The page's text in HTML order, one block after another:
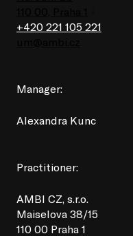
+420 221 105 221
Manager:
Alexandra Kunc
Practitioner:
AMBI CZ, s.r.o.
Maiselova 38/15
110 00 Praha 1